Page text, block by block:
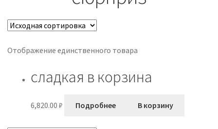
Отображение единственного товара
сладкая в корзина
6,820.00 ₽ Подробнее В корзину